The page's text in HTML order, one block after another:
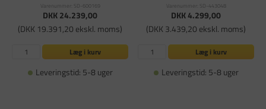
Varenummer: SD-600169
DKK 24.239,00
(DKK 19.391,20 ekskl. moms)
Læg i kurv
Leveringstid: 5-8 uger
Varenummer: SD-443048
DKK 4.299,00
(DKK 3.439,20 ekskl. moms)
Læg i kurv
Leveringstid: 5-8 uger